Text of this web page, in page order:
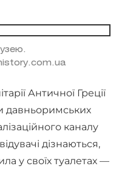
Античної Греції
давньоримських
каналу
дізнаються,
у своїх туалетах —